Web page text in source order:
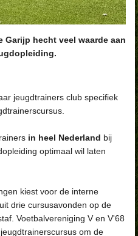
Garijp hecht veel waarde aan
jeugdtrainers club specifiek
in heel Nederland bij
optimaal wil laten
kiest voor de interne
drie cursusavonden op de
Voetbalvereniging V en V'68
om de